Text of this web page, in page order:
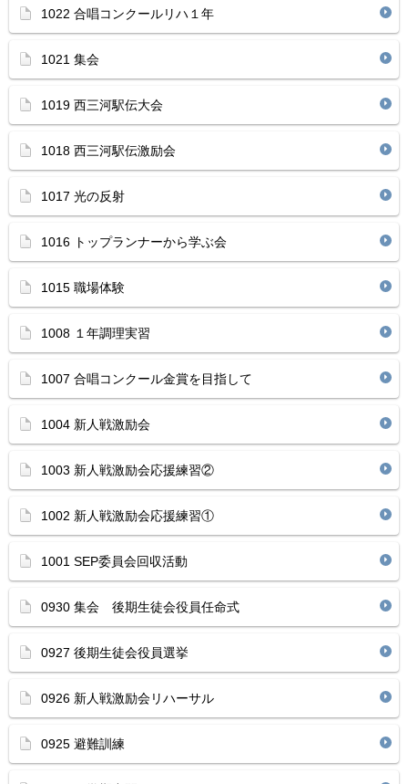
1022 合唱コンクールリハ１年
1021 集会
1019 西三河駅伝大会
1018 西三河駅伝激励会
1017 光の反射
1016 トップランナーから学ぶ会
1015 職場体験
1008 １年調理実習
1007 合唱コンクール金賞を目指して
1004 新人戦激励会
1003 新人戦激励会応援練習②
1002 新人戦激励会応援練習①
1001 SEP委員会回収活動
0930 集会 後期生徒会役員任命式
0927 後期生徒会役員選挙
0926 新人戦激励会リハーサル
0925 避難訓練